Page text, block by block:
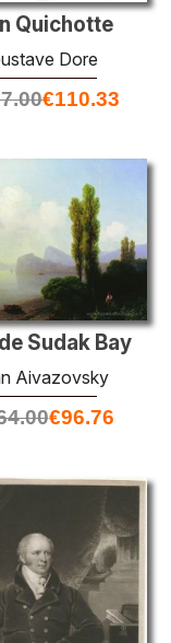
Quichotte
Dore
€110.33
Sudak Bay
Aivazovsky
€96.76